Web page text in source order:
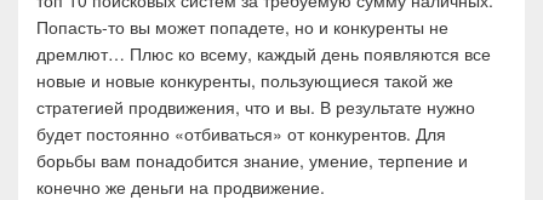
Попасть-то вы может попадете, но и конкуренты не
дремлют… Плюс ко всему, каждый день появляются все
новые и новые конкуренты, пользующиеся такой же
стратегией продвижения, что и вы. В результате нужно
будет постоянно «отбиваться» от конкурентов. Для
борьбы вам понадобится знание, умение, терпение и
конечно же деньги на продвижение.